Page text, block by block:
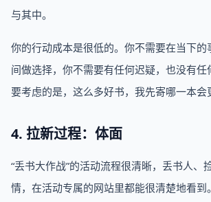
与其中。
你的行动成本是很低的。你不需要在当下的
间做选择，你不需要有任何迟疑，也没有任
要考虑的是，这么多好书，我先寄哪一本会
4. 拉新过程：体面
“丢书大作战”的活动流程很清晰，丢书人、
情，在活动专属的网站里都能很清楚地看到